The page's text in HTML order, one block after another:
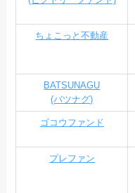
ちょこっと不動産
BATSUNAGU
(バツナグ)
ゴコウファンド
プレファン